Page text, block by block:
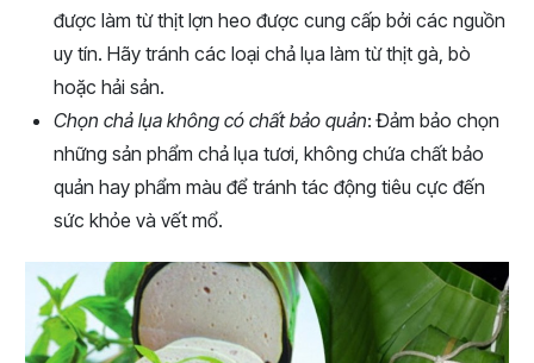
được làm từ thịt lợn heo được cung cấp bởi các nguồn
uy tín. Hãy tránh các loại chả lụa làm từ thịt gà, bò
hoặc hải sản.
Chọn chả lụa không có chất bảo quản: Đảm bảo chọn
những sản phẩm chả lụa tươi, không chứa chất bảo
quản hay phẩm màu để tránh tác động tiêu cực đến
sức khỏe và vết mổ.